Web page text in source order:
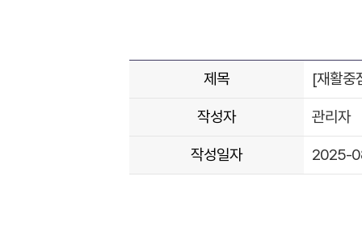
제목 [재활중
작성자 관리자
작성일자 2025-